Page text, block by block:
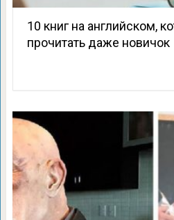
10 книг на английском,
прочитать даже новичок